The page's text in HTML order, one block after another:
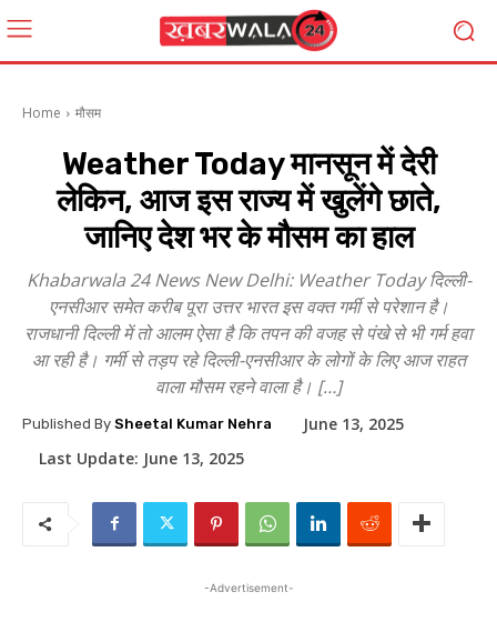
Home मौसम
Weather Today मानसून में देरी
लेकिन, आज इस राज्य में खुलेंगे छाते,
जानिए देश भर के मौसम का हाल
Khabarwala 24 News New Delhi: Weather Today दिल्ली-
एनसीआर समेत करीब पूरा उत्तर भारत इस वक्त गर्मी से परेशान है।
राजधानी दिल्ली में तो आलम ऐसा है कि तपन की वजह से पंखे से भी गर्म हवा
आ रही है। गर्मी से तड़प रहे दिल्ली-एनसीआर के लोगों के लिए आज राहत
वाला मौसम रहने वाला है। […]
Published By Sheetal Kumar Nehra
June 13, 2025
Last Update: June 13, 2025
-Advertisement-